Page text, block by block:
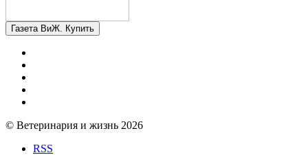
Газета ВиЖ. Купить
© Ветеринария и жизнь 2026
RSS